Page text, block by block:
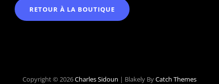
RETOUR À LA BOUTIQUE
Copyright © 2026Charles Sidoun | Blakely ByCatch Themes